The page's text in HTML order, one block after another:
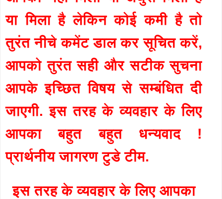
या मिला है लेकिन कोई कमी है तो
तुरंत नीचे कमेंट डाल कर सूचित करें,
आपको तुरंत सही और सटीक सुचना
आपके इच्छित विषय से सम्बंधित दी
जाएगी. इस तरह के व्यवहार के लिए
आपका बहुत बहुत धन्यवाद !
प्रार्थनीय जागरण टुडे टीम.
इस तरह के व्यवहार के लिए आपका